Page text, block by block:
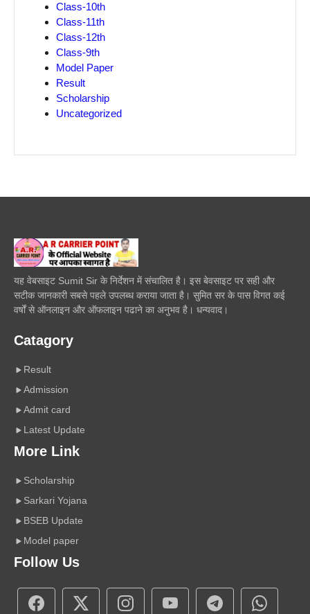
Class-10th
Class-11th
Class-12th
Class-9th
Model Paper
Result
Scholarship
Uncategorized
यह वेबसाइट Sumit Sir के निर्देशन में संचालित है। इस बेवसाइट पर सही और
सटीक जानकारी सबसे पहले उपलब्ध कराया जाता है। सुमित सर के पास विगत कई
वर्षों से ऑनलाइन और ऑफलाइन पढाने का अनुभव है। धन्यवाद।
Catagory
Result
Admission
Admit card
Latest Update
More Link
Scholarship
Sarkari Yojana
BSEB Update
Model paper
Follow Us